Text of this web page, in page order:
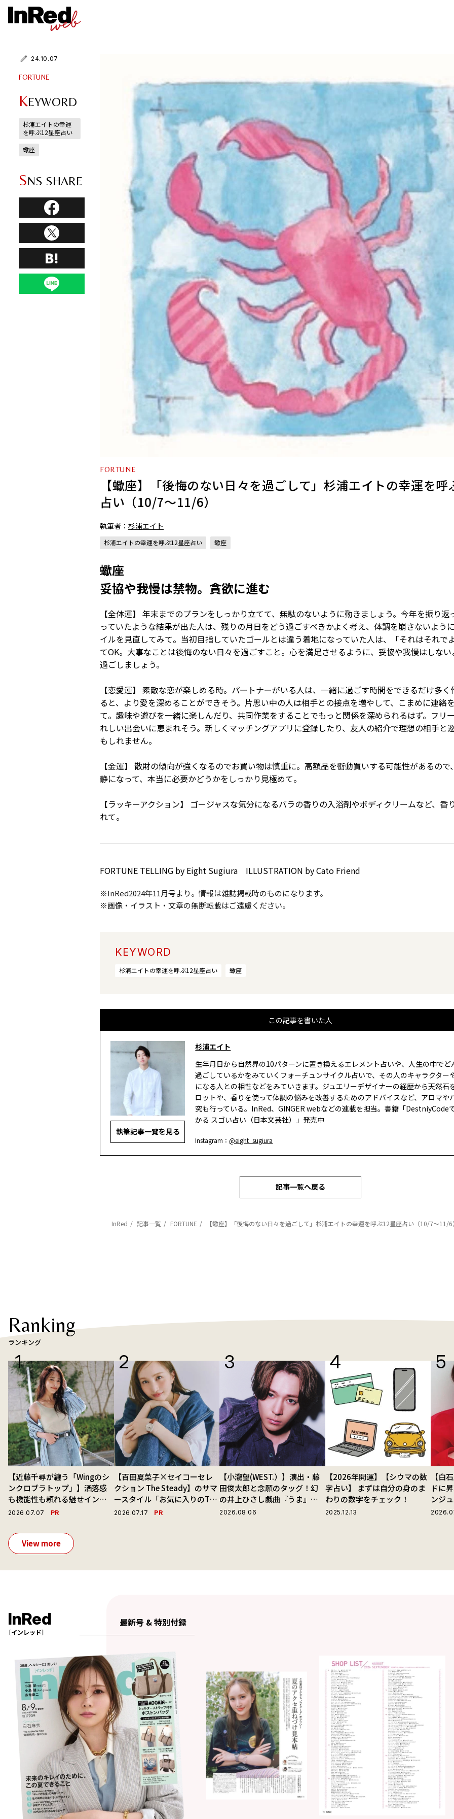
FORTUNE
【蠍座】「後悔のない日々を過ごして」杉浦エイトの幸運を
占い（10/7～11/6）
執筆者： 杉浦エイト
杉浦エイトの幸運を呼ぶ12星座占い 蠍座
蠍座
妥協や我慢は禁物。貪欲に進む
【全体運】 年末までのプランをしっかり立てて、無駄のないように動きましょう。今年を振り返
っていたような結果が出た人は、残りの月日をどう過ごすべきかよく考え、体調を崩さないよう
イルを見直してみて。当初目指していたゴールとは違う着地になっていた人は、「それはそれで
てOK。大事なことは後悔のない日々を過ごすこと。心を満足させるように、妥協や我慢はしな
過ごしましょう。
【恋愛運】 素敵な恋が楽しめる時。パートナーがいる人は、一緒に過ごす時間をできるだけ多
ると、より愛を深めることができそう。片思い中の人は相手との接点を増やして、こまめに連絡
て。趣味や遊びを一緒に楽しんだり、共同作業をすることでもっと関係を深められるはず。フリ
れしい出会いに恵まれそう。新しくマッチングアプリに登録したり、友人の紹介で理想の相手と
もしれません。
【金運】 散財の傾向が強くなるのでお買い物は慎重に。高額品を衝動買いする可能性があるので
静になって、本当に必要かどうかをしっかり見極めて。
【ラッキーアクション】 ゴージャスな気分になるバラの香りの入浴剤やボディクリームなど、香
れて。
FORTUNE TELLING by Eight Sugiura ILLUSTRATION by Cato Friend
※InRed2024年11月号より。情報は雑誌掲載時のものになります。
※画像・イラスト・文章の無断転載はご遠慮ください。
KEYWORD
杉浦エイトの幸運を呼ぶ12星座占い 蠍座
この記事を書いた人
執筆記事一覧を見る
杉浦エイト
生年月日から自然界の10パターンに置き換えるエレメント占いや、人生の中でど
過ごしているかをみていくフォーチュンサイクル占いで、その人のキャラクター
になる人との相性などをみていきます。ジュエリーデザイナーの経歴から天然石
ロットや、香りを使って体調の悩みを改善するためのアドバイスなど、アロマや
究も行っている。InRed、GINGER webなどの連載を担当。書籍「DestniyCode
かる スゴい占い（日本文芸社）」発売中
Instagram：@eight_sugiura
記事一覧へ戻る
InRed 記事一覧 FORTUNE 【蠍座】「後悔のない日々を過ごして」杉浦エイトの幸運を呼ぶ12星座占い（10/7～11/6
24.10.07
FORTUNE
KEYWORD
杉浦エイトの幸運
を呼ぶ12星座占い
蠍座
SNS SHARE
Ranking
ランキング
【近藤千尋が纏う「Wingのシ
ンクロブラトップ」】洒落感
も機能性も頼れる魅せインナ
ーで毎日を心地よくアプデ！
2026.07.07 PR
【百田夏菜子×セイコーセレ
クション The Steady】のサマ
ースタイル「お気に入りのTシ
ャツと最高の時計と。」
2026.07.17 PR
【小瀧望(WEST.）】演出・藤
田俊太郎と念願のタッグ！幻
の井上ひさし戯曲『うま』で
演じる“爽快な悪人”の魅力と
2026.08.06
【2026年開運】【シウマの数
字占い】 まずは自分の身のま
わりの数字をチェック！
2025.12.13
【白
ドに
ンジ
View more
InRed
［インレッド］
最新号 & 特別付録